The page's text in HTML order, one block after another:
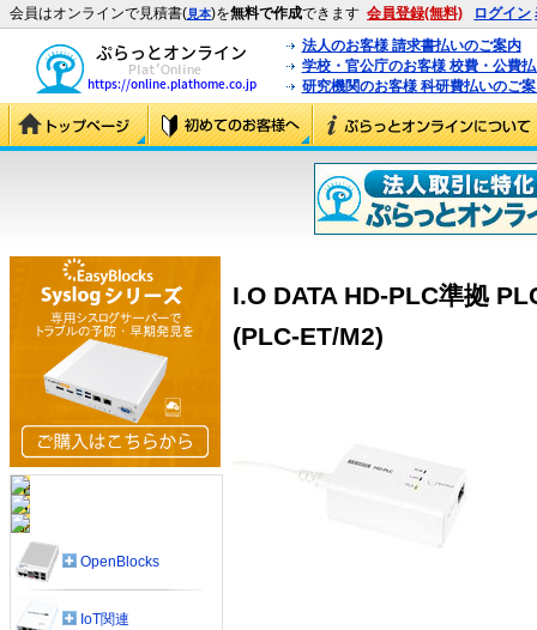
会員はオンラインで見積書(見本)を無料で作成できます 会員登録(無料) ログイン
法人のお客様 請求書払いのご案内
学校・官公庁のお客様 校費・公費
研究機関のお客様 科研費払いのご
I.O DATA HD-PLC準拠
(PLC-ET/M2)
OpenBlocks
IoT関連